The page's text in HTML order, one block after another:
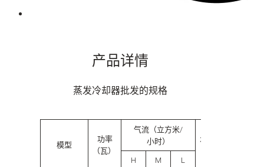
产品详情
蒸发冷却器批发的规格
模型
功率
（瓦）
气流（立方米/
小时）
水箱容量
H
M L